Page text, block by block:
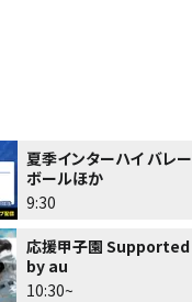
夏季インターハイ バレー
ボールほか
9:30
応援甲子園 Supported
by au
10:30~